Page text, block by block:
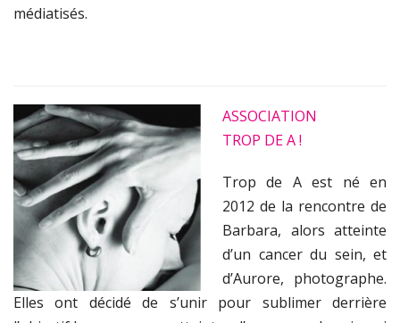
médiatisés.
ASSOCIATION
TROP DE A !
Trop de A est né en
2012 de la rencontre de
Barbara, alors atteinte
d’un cancer du sein, et
d’Aurore, photographe.
Elles ont décidé de s’unir pour sublimer derrière